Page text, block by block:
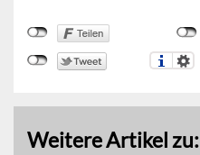
Weitere Artikel zu: